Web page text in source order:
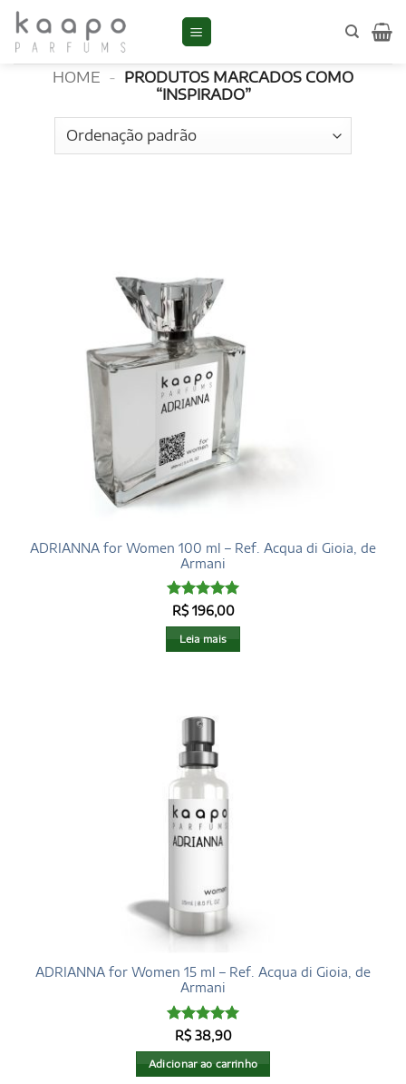
Skip
content
Inspirado
HOME - PRODUTOS MARCADOS COMO
“INSPIRADO”
ADRIANNA for Women 100 ml – Ref. Acqua di Gioia, de
Armani
Avaliação5
de 5
R$196,00
Leia mais
ADRIANNA for Women 15 ml – Ref. Acqua di Gioia, de
Armani
Avaliação5
de 5
R$38,90
Adicionar ao carrinho